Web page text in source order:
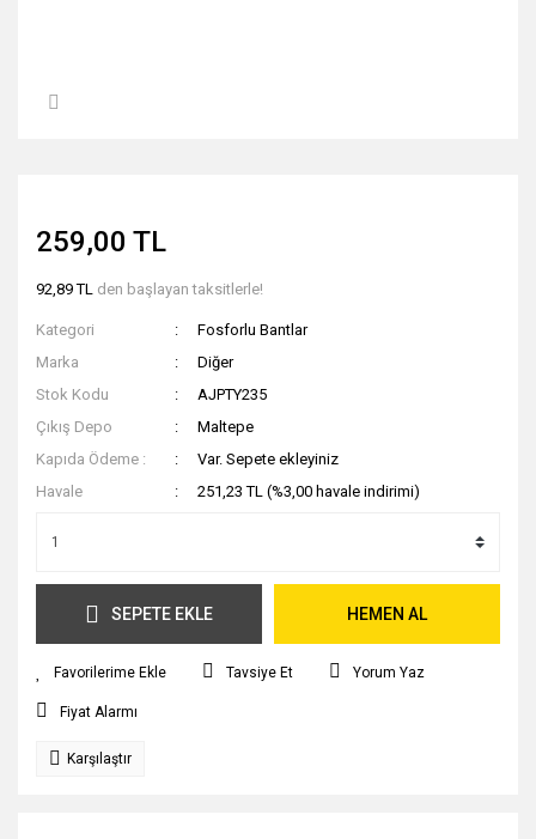
259,00 TL
92,89 TL den başlayan taksitlerle!
Kategori
Fosforlu Bantlar
Marka
Diğer
Stok Kodu
AJPTY235
Çıkış Depo
Maltepe
Kapıda Ödeme :
Var. Sepete ekleyiniz
Havale
251,23 TL (%3,00 havale indirimi)
SEPETE EKLE HEMEN AL
Tavsiye Et Yorum Yaz
Fiyat Alarmı
Karşılaştır